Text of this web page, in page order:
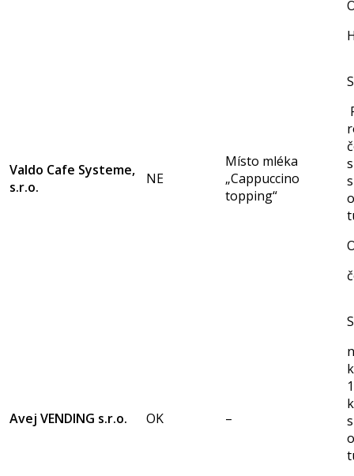
Valdo Cafe Systeme,
s.r.o.
NE
Místo mléka
„Cappuccino
topping“
Avej VENDING s.r.o. OK –